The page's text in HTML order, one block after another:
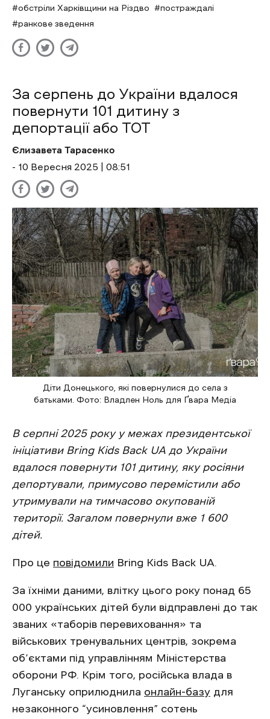
обстріли Харківщини на Різдво
постраждалі
ранкове зведення
За серпень до України вдалося
повернути 101 дитину з
депортації або ТОТ
Єлизавета Тарасенко
- 10 Вересня 2025 | 08:51
Діти Донецького, які повернулися до села з
батьками. Фото: Владлен Ноль для Ґвара Медіа
В серпні 2025 року у межах президентської
ініціативи Bring Kids Back UA до України
вдалося повернути 101 дитину, яку росіяни
депортували, примусово перемістили або
утримували на тимчасово окупованій
території. Загалом повернули вже 1 600
дітей.
Про це повідомили Bring Kids Back UA.
За їхніми даними, влітку цього року понад 65
000 українських дітей були відправлені до так
званих «таборів перевиховання» та
військових тренувальних центрів, зокрема
об’єктами під управлінням Міністерства
оборони РФ. Крім того, російська влада в
Луганську оприлюднила онлайн-базу для
незаконного “усиновлення” сотень